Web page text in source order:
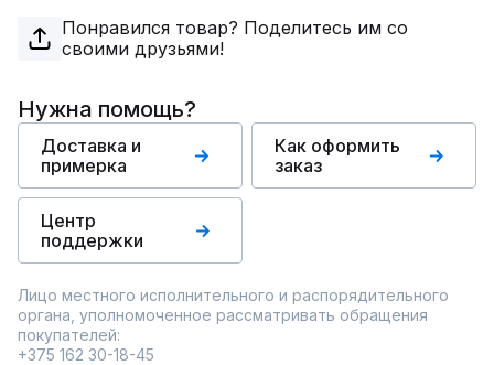
Понравился товар? Поделитесь им со
своими друзьями!
Нужна помощь?
Доставка и
примерка
Как оформить
заказ
Центр
поддержки
Лицо местного исполнительного и распорядительного
органа, уполномоченное рассматривать обращения
покупателей:
+375 162 30-18-45